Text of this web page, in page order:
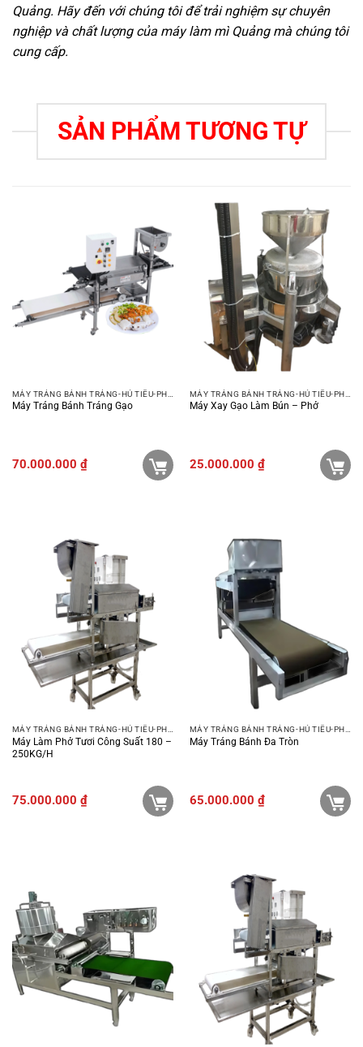
Quảng. Hãy đến với chúng tôi để trải nghiệm sự chuyên
nghiệp và chất lượng của máy làm mì Quảng mà chúng tôi
cung cấp.
SẢN PHẨM TƯƠNG TỰ
Máy Tráng Bánh Tráng Gạo
70.000.000 ₫
Máy Xay Gạo Làm Bún – Phở
25.000.000 ₫
MÁY TRÁNG BÁNH TRÁNG-HỦ TIẾU-PHỞ-BÚN
Máy Làm Phở Tươi Công Suất 180 –
250KG/H
75.000.000 ₫
MÁY TRÁNG BÁNH TRÁNG-HỦ TIẾU-PHỞ-BÚN
Máy Tráng Bánh Đa Tròn
65.000.000 ₫